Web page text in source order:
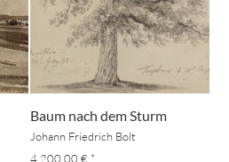
Baum nach dem Sturm
Johann Friedrich Bolt
4.200,00 € *